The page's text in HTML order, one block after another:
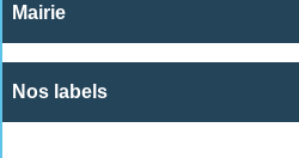
Mairie
Nos labels